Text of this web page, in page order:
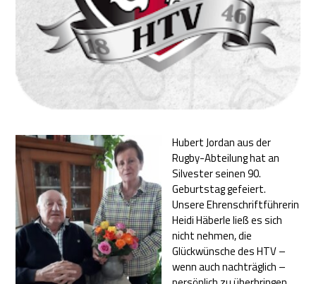
Hubert Jordan aus der
Rugby-Abteilung hat an
Silvester seinen 90.
Geburtstag gefeiert.
Unsere Ehrenschriftführerin
Heidi Häberle ließ es sich
nicht nehmen, die
Glückwünsche des HTV –
wenn auch nachträglich –